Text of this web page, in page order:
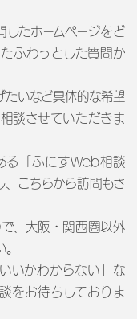
たホームページをど
ふわっとした質問か
いなど具体的な希望
談させていただきま
る「ふにすWeb相談
こちらから訪問もさ
、大阪・関西圏以外
いかわからない」な
をお待ちしておりま